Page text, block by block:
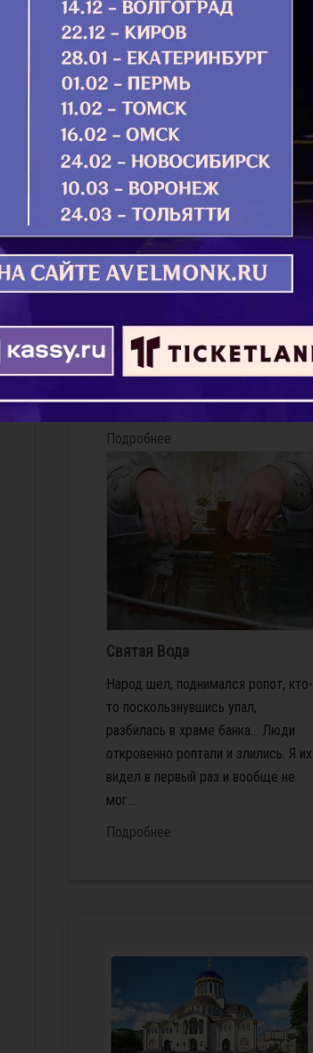
постановления...
Подробнее
О том, что такое любить...
Любить — самому в высоту
тропой, Любить — это в райские
двери стучаться, Другого ведя за
Исаакий (Виноградов)
Подробнее
Святая Вода
Народ шел, поднимался ропот, кто-
то поскользнувшись упал,
разбилась в храме банка… Люди
откровенно роптали и злились. Я их
видел в первый раз и вообще не
мог...
Подробнее